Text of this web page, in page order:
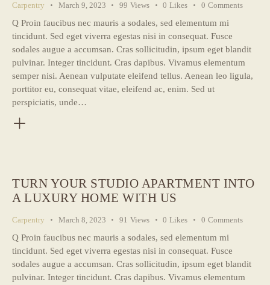
Carpentry March 9, 2023 99 Views 0 Likes 0 Comments
Q Proin faucibus nec mauris a sodales, sed elementum mi
tincidunt. Sed eget viverra egestas nisi in consequat. Fusce
sodales augue a accumsan. Cras sollicitudin, ipsum eget blandit
pulvinar. Integer tincidunt. Cras dapibus. Vivamus elementum
semper nisi. Aenean vulputate eleifend tellus. Aenean leo ligula,
porttitor eu, consequat vitae, eleifend ac, enim. Sed ut
perspiciatis, unde…
TURN YOUR STUDIO APARTMENT INTO
A LUXURY HOME WITH US
Carpentry March 8, 2023 91 Views 0 Likes 0 Comments
Q Proin faucibus nec mauris a sodales, sed elementum mi
tincidunt. Sed eget viverra egestas nisi in consequat. Fusce
sodales augue a accumsan. Cras sollicitudin, ipsum eget blandit
pulvinar. Integer tincidunt. Cras dapibus. Vivamus elementum